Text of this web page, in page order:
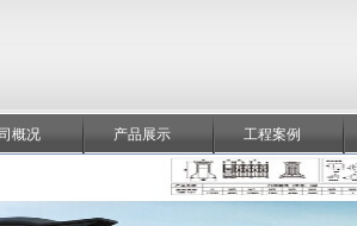
概况 产品展示 工程案例